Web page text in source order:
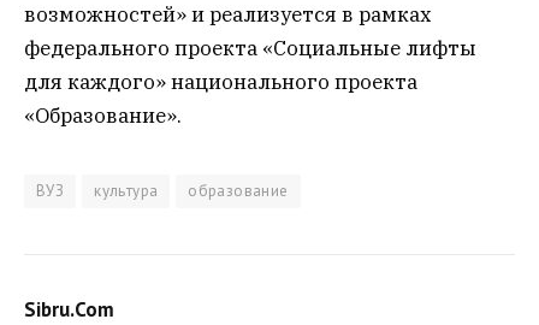
возможностей» и реализуется в рамках
федерального проекта «Социальные лифты
для каждого» национального проекта
«Образование».
ВУЗ культура образование
Sibru.Com